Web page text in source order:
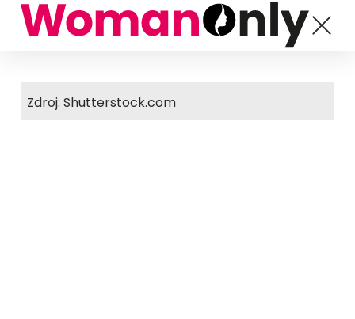
Zdroj: Shutterstock.com